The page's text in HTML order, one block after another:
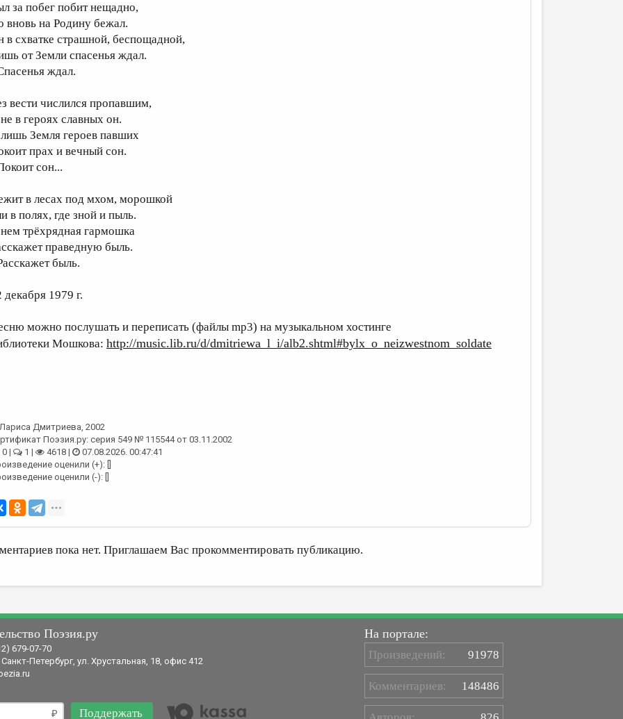
за побег побит нещадно,
вновь на Родину бежал.
в схватке страшной, беспощадной,
от Земли спасенья ждал.
ждал.
вести числился пропавшим,
в героях славных он.
Земля героев павших
прах и вечный сон.
сон...
в лесах под мхом, морошкой
в полях, где зной и пыль.
трёхрядная гармошка
праведную быль.
быль.
декабря 1979 г.
можно послушать и переписать (файлы mp3) на музыкальном хостинге
Мошкова: http://music.lib.ru/d/dmitriewa_l_i/alb2.shtml#bylx_o_neizwestnom_soldate
Лариса Дмитриева, 2002
Поэзия.ру: серия 549 № 115544 от 03.11.2002
0 |
1 | 4618 |
07.08.2026. 00:47:41
оценили (+): []
оценили (-): []
пока нет. Приглашаем Вас прокомментировать публикацию.
Поэзия.ру
679-07-70
Санкт-Петербург, ул. Хрустальная, 18, офис 412
Поддержать
На портале:
Произведений: 91978
Комментариев: 148486